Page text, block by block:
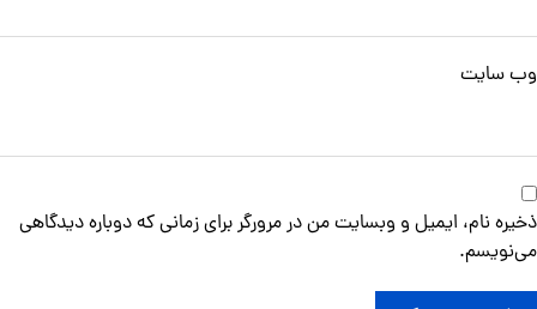
وب‌ سایت
ذخیره نام، ایمیل و وبسایت من در مرورگر برای زمانی که دوباره دیدگاهی
می‌نویسم.